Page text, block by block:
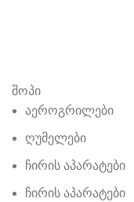
შოპი
აეროგრილები
ღუმელები
ჩირის აპარატები
ჩირის აპარატები